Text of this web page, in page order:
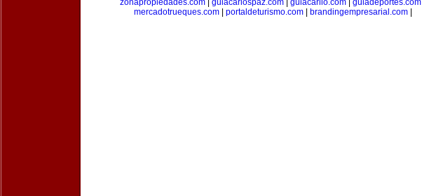
zonapropiedades.com
guiacarlospaz.com guiacarilo.com guiadeportes.com
mercadotrueques.com| portaldeturismo.com| brandingempresarial.com|